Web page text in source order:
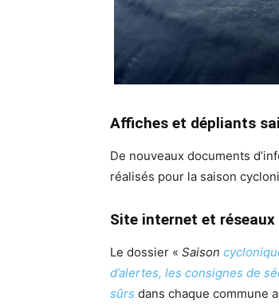
Affiches et dépliants
De nouveaux documents
réalisés pour la saison
Site internet et
Le dossier « Saison
d’alertes, les consignes de
sûrs dans chaque commune